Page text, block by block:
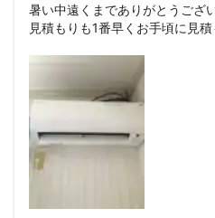
暑い中遠くまでありがとうござ
見積もりも1番早くお手頃に見積
匂いと汚れがカバーに出てきて
これで安心して使用出来ます。
次回は忙しい時期を外し早目に